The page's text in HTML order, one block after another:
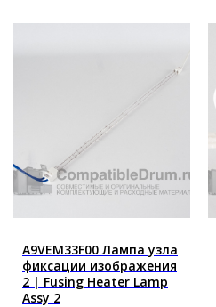
A9VEM33F00 Лампа узла
фиксации изображения
2 | Fusing Heater Lamp
Assy 2